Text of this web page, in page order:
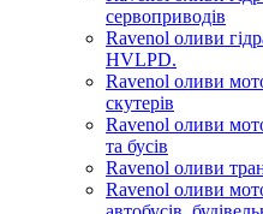
сервоприводів
Ravenol оливи
HVLPD.
Ravenol оливи
скутерів
Ravenol оливи
та бусів
Ravenol оливи
Ravenol оливи